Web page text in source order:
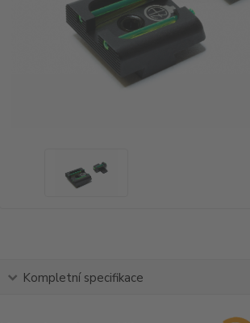
Kompletní specifikace